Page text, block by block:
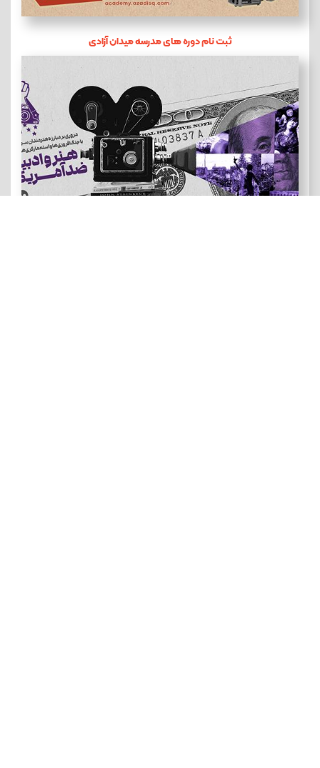
ثبت نام دوره های مدرسه میدان آزادی